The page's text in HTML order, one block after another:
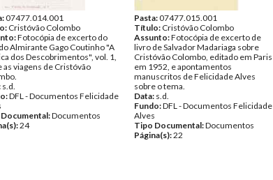
07477.014.001
Cristóvão Colombo
Fotocópia de excerto do
Almirante Gago Coutinho "A
dos Descobrimentos", vol. 1,
as viagens de Cristóvão
s.d.
DFL - Documentos Felicidade
Documentos
24
Pasta:07477.015.001
Título: Cristóvão Colombo
Assunto:Fotocópia de excerto de
livro de Salvador Madariaga sobre
Cristóvão Colombo, editado em Paris
em 1952, e apontamentos
manuscritos de Felicidade Alves
sobre o tema.
Data: s.d.
Fundo:DFL - Documentos Felicidade
Alves
Tipo Documental:Documentos
Página(s):22